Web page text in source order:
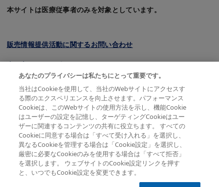
本サイトは医療従事者のみを対象としています。
販売情報提供活動に関するお問い合わせ
クッキーについて
プライバシーポリシー
利用規約
会員規約
サイトマップ
© 2026 Novartis Pharma K.K. All rights reserved except
あなたのプライバシーは私たちにとって重要です。
当社はCookieを使用して、当社のWebサイトにアクセスす
る際のエクスペリエンスを向上させます。パフォーマンス
Cookieは、このWebサイトの使用方法を示し、機能Cookie
はユーザーの設定を記憶し、ターゲティングCookieはユー
ザーに関連するコンテンツの共有に役立ちます。 すべての
Cookieに同意する場合は「すべて受け入れる」を選択し、
異なるCookieを管理する場合は「Cookie設定」を選択し、
厳密に必要なCookieのみを使用する場合は「すべて拒否」
を選択します。 ウェブサイトのCookie設定リンクを押す
と、いつでもCookie設定を変更できます。